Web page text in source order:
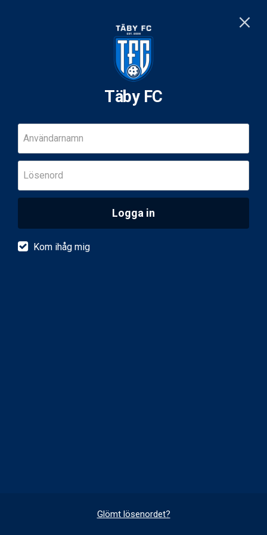
Täby FC
Användarnamn
Lösenord
Logga in
Kom ihåg mig
Glömt lösenordet?